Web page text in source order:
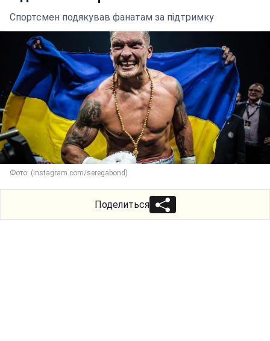
Спортсмен подякував фанатам за підтримку
Фото: (instagram.com/seregabond)
Поделиться